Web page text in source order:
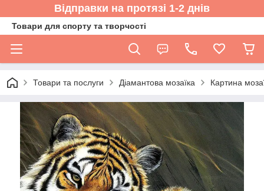
Відправки на протязі 1-2 днів
Товари для спорту та творчості
Товари та послуги Діамантова мозаїка Картина